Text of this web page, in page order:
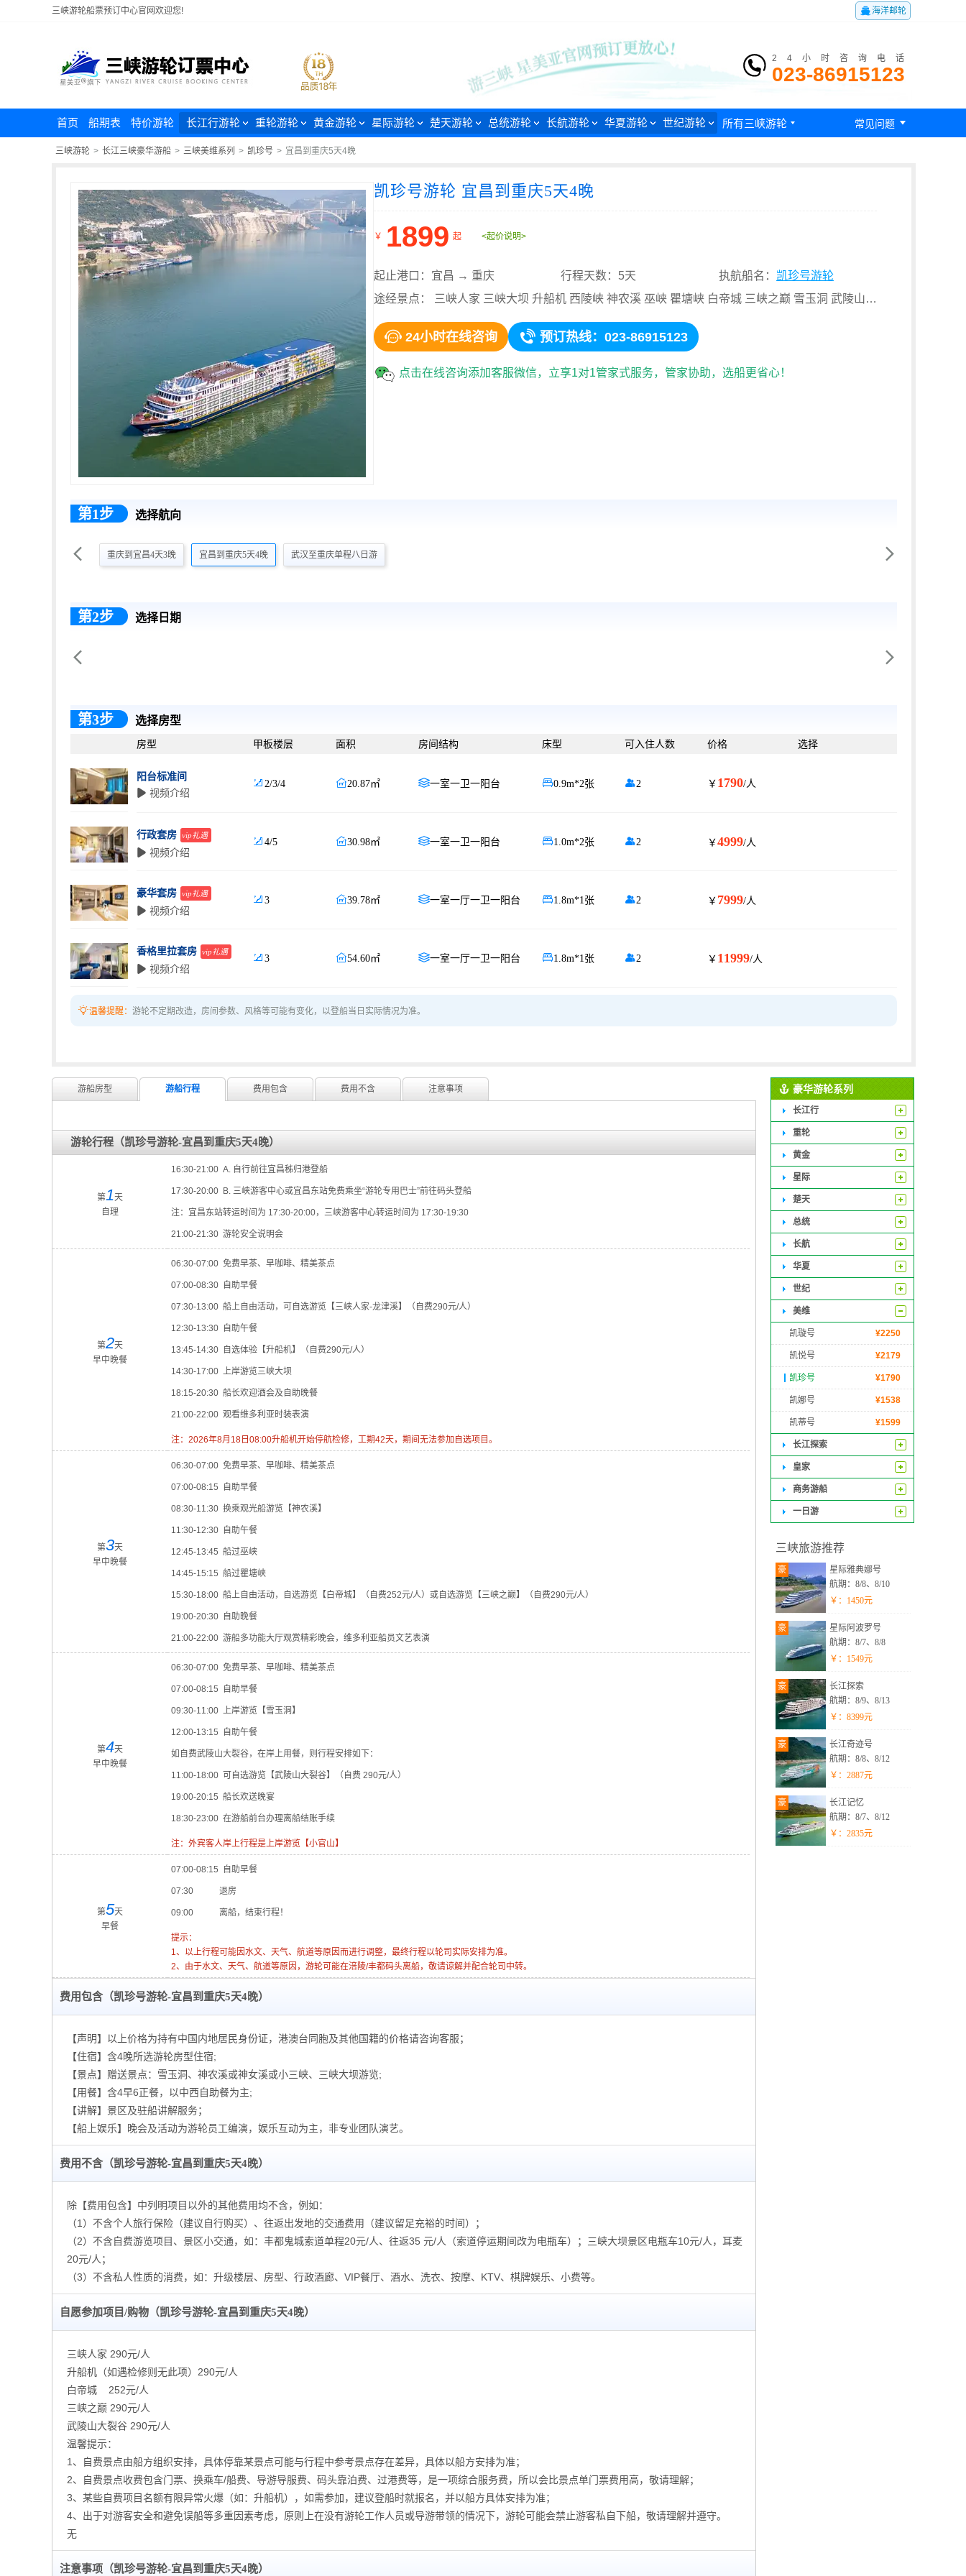
三峡游轮船票预订中心官网欢迎您! 海洋邮轮
24小时咨询电话
023-86915123
首页 船期表 特价游轮 长江行游轮 重轮游轮 黄金游轮 星际游轮 楚天游轮 总统游轮 长航游轮 华夏游轮 世纪游轮 所有三峡游轮  常见问题 
三峡游轮 > 长江三峡豪华游船 > 三峡美维系列 > 凯珍号 > 宜昌到重庆5天4晚
凯珍号游轮 宜昌到重庆5天4晚
￥ 1899 起 <起价说明>
起止港口：宜昌 → 重庆 行程天数：5天 执航船名： 凯珍号游轮
途经景点： 三峡人家 三峡大坝 升船机 西陵峡 神农溪 巫峡 瞿塘峡 白帝城 三峡之巅 雪玉洞 武陵山大裂谷 丰都鬼城
 24小时在线咨询  预订热线：023-86915123
点击在线咨询添加客服微信，立享1对1管家式服务，管家协助，选船更省心！
第1步 选择航向
 重庆到宜昌4天3晚 宜昌到重庆5天4晚 武汉至重庆单程八日游 
第2步 选择日期
 
第3步 选择房型
房型 甲板楼层 面积 房间结构 床型 可入住人数 价格 选择
阳台标准间
 视频介绍
 2/3/4 20.87㎡ 一室一卫一阳台 0.9m*2张 2 ￥ 1790/人
行政套房 vip礼遇
 视频介绍
 4/5 30.98㎡ 一室一卫一阳台 1.0m*2张 2 ￥ 4999/人
豪华套房 vip礼遇
 视频介绍
 3 39.78㎡ 一室一厅一卫一阳台 1.8m*1张 2 ￥ 7999/人
香格里拉套房 vip礼遇
 视频介绍
 3 54.60㎡ 一室一厅一卫一阳台 1.8m*1张 2 ￥ 11999/人
温馨提醒： 游轮不定期改造，房间参数、风格等可能有变化，以登船当日实际情况为准。
游船房型 游船行程 费用包含 费用不含 注意事项
游轮行程（凯珍号游轮-宜昌到重庆5天4晚）
第1天
自理
16:30-21:00 A. 自行前往宜昌秭归港登船
17:30-20:00 B. 三峡游客中心或宜昌东站免费乘坐“游轮专用巴士”前往码头登船
注：宜昌东站转运时间为 17:30-20:00，三峡游客中心转运时间为 17:30-19:30
21:00-21:30 游轮安全说明会
第2天
早中晚餐
06:30-07:00 免费早茶、早咖啡、精美茶点
07:00-08:30 自助早餐
07:30-13:00 船上自由活动，可自选游览【三峡人家-龙津溪】（自费290元/人）
12:30-13:30 自助午餐
13:45-14:30 自选体验【升船机】（自费290元/人）
14:30-17:00 上岸游览三峡大坝
18:15-20:30 船长欢迎酒会及自助晚餐
21:00-22:00 观看维多利亚时装表演
注：2026年8月18日08:00升船机开始停航检修，工期42天，期间无法参加自选项目。
第3天
早中晚餐
06:30-07:00 免费早茶、早咖啡、精美茶点
07:00-08:15 自助早餐
08:30-11:30 换乘观光船游览【神农溪】
11:30-12:30 自助午餐
12:45-13:45 船过巫峡
14:45-15:15 船过瞿塘峡
15:30-18:00 船上自由活动，自选游览【白帝城】（自费252元/人）或自选游览【三峡之巅】（自费290元/人）
19:00-20:30 自助晚餐
21:00-22:00 游船多功能大厅观赏精彩晚会，维多利亚船员文艺表演
第4天
早中晚餐
06:30-07:00 免费早茶、早咖啡、精美茶点
07:00-08:15 自助早餐
09:30-11:00 上岸游览【雪玉洞】
12:00-13:15 自助午餐
如自费武陵山大裂谷，在岸上用餐，则行程安排如下：
11:00-18:00 可自选游览【武陵山大裂谷】（自费 290元/人）
19:00-20:15 船长欢送晚宴
18:30-23:00 在游船前台办理离船结账手续
注：外宾客人岸上行程是上岸游览【小官山】
第5天
早餐
07:00-08:15 自助早餐
07:30 退房
09:00 离船，结束行程！
提示：
1、以上行程可能因水文、天气、航道等原因而进行调整，最终行程以轮司实际安排为准。
2、由于水文、天气、航道等原因，游轮可能在涪陵/丰都码头离船，敬请谅解并配合轮司中转。
费用包含（凯珍号游轮-宜昌到重庆5天4晚）
【声明】以上价格为持有中国内地居民身份证，港澳台同胞及其他国籍的价格请咨询客服；
【住宿】含4晚所选游轮房型住宿;
【景点】赠送景点：雪玉洞、神农溪或神女溪或小三峡、三峡大坝游览;
【用餐】含4早6正餐，以中西自助餐为主;
【讲解】景区及驻船讲解服务；
【船上娱乐】晚会及活动为游轮员工编演，娱乐互动为主，非专业团队演艺。
费用不含（凯珍号游轮-宜昌到重庆5天4晚）
除【费用包含】中列明项目以外的其他费用均不含，例如：
（1）不含个人旅行保险（建议自行购买）、往返出发地的交通费用（建议留足充裕的时间）；
（2）不含自费游览项目、景区小交通，如：丰都鬼城索道单程20元/人、往返35 元/人（索道停运期间改为电瓶车）；三峡大坝景区电瓶车10元/人，耳麦
20元/人；
（3）不含私人性质的消费，如：升级楼层、房型、行政酒廊、VIP餐厅、酒水、洗衣、按摩、KTV、棋牌娱乐、小费等。
自愿参加项目/购物（凯珍号游轮-宜昌到重庆5天4晚）
三峡人家 290元/人
升船机（如遇检修则无此项）290元/人
白帝城 252元/人
三峡之巅 290元/人
武陵山大裂谷 290元/人
温馨提示：
1、自费景点由船方组织安排，具体停靠某景点可能与行程中参考景点存在差异，具体以船方安排为准；
2、自费景点收费包含门票、换乘车/船费、导游导服费、码头靠泊费、过港费等，是一项综合服务费，所以会比景点单门票费用高，敬请理解；
3、某些自费项目名额有限异常火爆（如：升船机），如需参加，建议登船时就报名，并以船方具体安排为准；
4、出于对游客安全和避免误船等多重因素考虑，原则上在没有游轮工作人员或导游带领的情况下，游轮可能会禁止游客私自下船，敬请理解并遵守。
无
注意事项（凯珍号游轮-宜昌到重庆5天4晚）
豪华游轮系列
长江行
重轮
黄金
星际
楚天
总统
长航
华夏
世纪
美维
凯璇号 ¥2250
凯悦号 ¥2179
凯珍号 ¥1790
凯娜号 ¥1538
凯蒂号 ¥1599
长江探索
皇家
商务游船
一日游
三峡旅游推荐
星际雅典娜号
航期：8/8、8/10
￥： 1450元
豪
星际阿波罗号
航期：8/7、8/8
￥： 1549元
豪
长江探索
航期：8/9、8/13
￥： 8399元
豪
长江奇迹号
航期：8/8、8/12
￥： 2887元
豪
长江记忆
航期：8/7、8/12
￥： 2835元
豪